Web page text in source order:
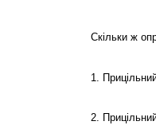
Скільки ж
1.
2.